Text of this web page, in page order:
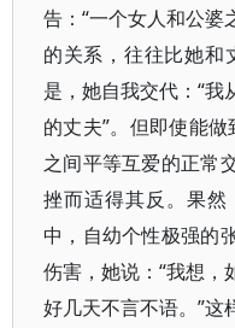
告：“一个女人和公婆
的关系，往往比她和
是，她自我交代：“
的丈夫”。但即使能做
之间平等互爱的正常
挫而适得其反。果
中，自幼个性极强的
伤害，她说：“我想，
好几天不言不语。”这